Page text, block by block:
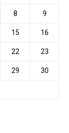
8 9
15 16
22 23
29 30